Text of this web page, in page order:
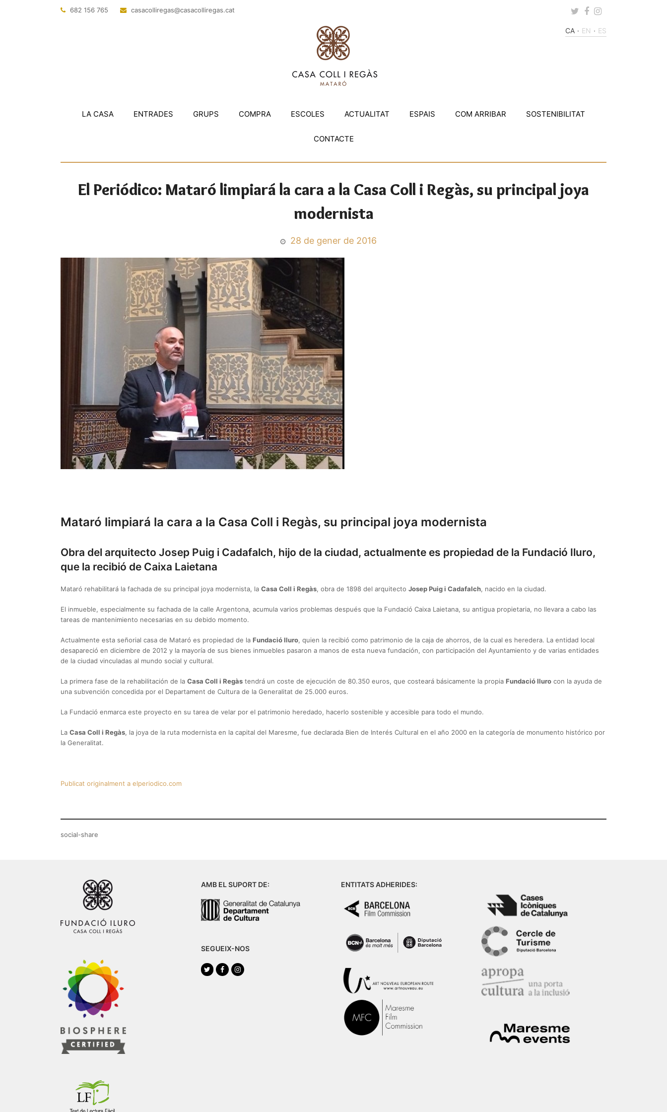
682 156 765 tac.sagerillocasac
@sagerillocasac Twitter
Facebook
Instagram
CA EN ES
LA CASA ENTRADES GRUPS COMPRA ESCOLES ACTUALITAT ESPAIS COM ARRIBAR SOSTENIBILITAT
CONTACTE
El Periódico: Mataró limpiará la cara a la Casa Coll i Regàs, su principal joya
modernista
28 de gener de 2016
Mataró limpiará la cara a la Casa Coll i Regàs, su principal joya modernista
Obra del arquitecto Josep Puig i Cadafalch, hijo de la ciudad, actualmente es propiedad de la Fundació Iluro,
que la recibió de Caixa Laietana
Mataró rehabilitará la fachada de su principal joya modernista, la Casa Coll i Regàs, obra de 1898 del arquitecto Josep Puig i Cadafalch, nacido en la ciudad.
El inmueble, especialmente su fachada de la calle Argentona, acumula varios problemas después que la Fundació Caixa Laietana, su antigua propietaria, no llevara a cabo las
tareas de mantenimiento necesarias en su debido momento.
Actualmente esta señorial casa de Mataró es propiedad de la Fundació Iluro, quien la recibió como patrimonio de la caja de ahorros, de la cual es heredera. La entidad local
desapareció en diciembre de 2012 y la mayoría de sus bienes inmuebles pasaron a manos de esta nueva fundación, con participación del Ayuntamiento y de varias entidades
de la ciudad vinculadas al mundo social y cultural.
La primera fase de la rehabilitación de la Casa Coll i Regàs tendrá un coste de ejecución de 80.350 euros, que costeará básicamente la propia Fundació Iluro con la ayuda de
una subvención concedida por el Departament de Cultura de la Generalitat de 25.000 euros.
La Fundació enmarca este proyecto en su tarea de velar por el patrimonio heredado, hacerlo sostenible y accesible para todo el mundo.
La Casa Coll i Regàs, la joya de la ruta modernista en la capital del Maresme, fue declarada Bien de Interés Cultural en el año 2000 en la categoría de monumento histórico por
la Generalitat.
Publicat originalment a elperiodico.com
social-share
AMB EL SUPORT DE:
SEGUEIX-NOS
TwitterFacebookInstagram
ENTITATS ADHERIDES: